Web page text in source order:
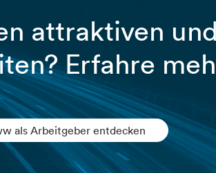
attraktiven
Erfahre
als Arbeitgeber entdecken